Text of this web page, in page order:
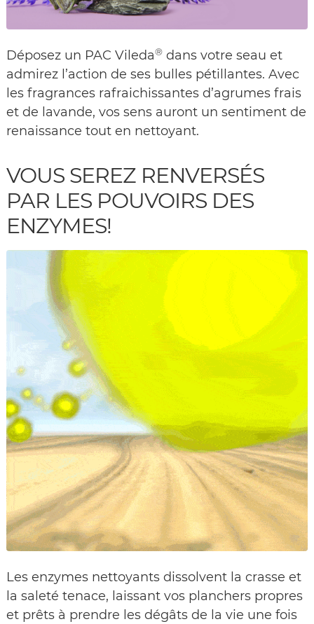
Déposez un PAC Vileda® dans votre seau et
admirez l’action de ses bulles pétillantes. Avec
les fragrances rafraichissantes d’agrumes frais
et de lavande, vos sens auront un sentiment de
renaissance tout en nettoyant.
VOUS SEREZ RENVERSÉS
PAR LES POUVOIRS DES
ENZYMES!
Les enzymes nettoyants dissolvent la crasse et
la saleté tenace, laissant vos planchers propres
et prêts à prendre les dégâts de la vie une fois